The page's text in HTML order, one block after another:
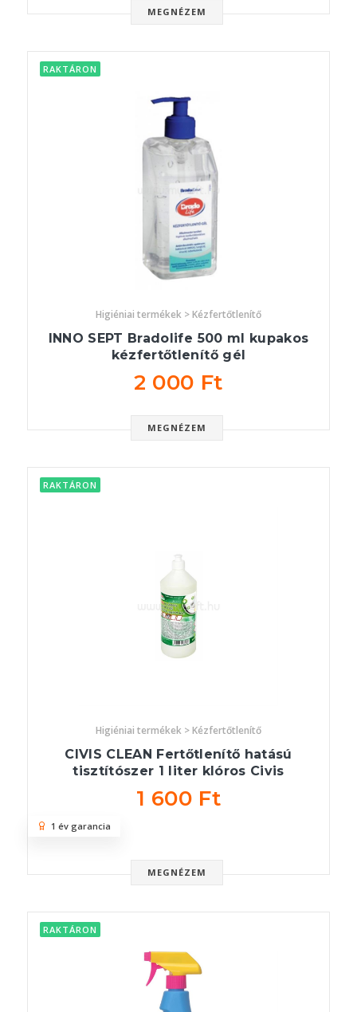
MEGNÉZEM
RAKTÁRON
Higiéniai termékek > Kézfertőtlenítő
INNO SEPT Bradolife 500 ml kupakos
kézfertőtlenítő gél
2 000 Ft
MEGNÉZEM
RAKTÁRON
Higiéniai termékek > Kézfertőtlenítő
CIVIS CLEAN Fertőtlenítő hatású
tisztítószer 1 liter klóros Civis
1 600 Ft
MEGNÉZEM
1 év garancia
RAKTÁRON